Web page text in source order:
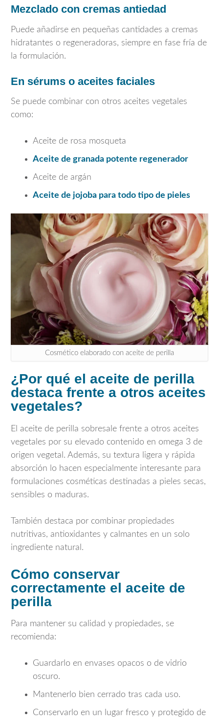
Mezclado con cremas antiedad
Puede añadirse en pequeñas cantidades a cremas
hidratantes o regeneradoras, siempre en fase fría de
la formulación.
En sérums o aceites faciales
Se puede combinar con otros aceites vegetales
como:
Aceite de rosa mosqueta
Aceite de granada potente regenerador
Aceite de argán
Aceite de jojoba para todo tipo de pieles
Cosmético elaborado con aceite de perilla
¿Por qué el aceite de perilla
destaca frente a otros aceites
vegetales?
El aceite de perilla sobresale frente a otros aceites
vegetales por su elevado contenido en omega 3 de
origen vegetal. Además, su textura ligera y rápida
absorción lo hacen especialmente interesante para
formulaciones cosméticas destinadas a pieles secas,
sensibles o maduras.
También destaca por combinar propiedades
nutritivas, antioxidantes y calmantes en un solo
ingrediente natural.
Cómo conservar
correctamente el aceite de
perilla
Para mantener su calidad y propiedades, se
recomienda:
Guardarlo en envases opacos o de vidrio
oscuro.
Mantenerlo bien cerrado tras cada uso.
Conservarlo en un lugar fresco y protegido de